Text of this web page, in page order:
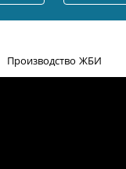
Производство ЖБИ